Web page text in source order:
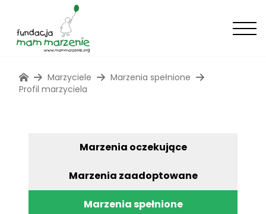
Marzyciele
Marzenia spełnione
Profil marzyciela
Marzenia oczekujące
Marzenia zaadoptowane
Marzenia spełnione